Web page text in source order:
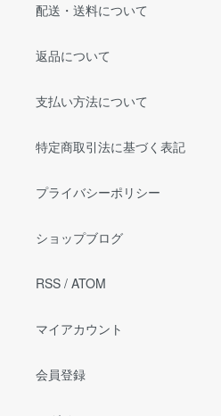
配送・送料について
返品について
支払い方法について
特定商取引法に基づく表記
プライバシーポリシー
ショップブログ
RSS / ATOM
マイアカウント
会員登録